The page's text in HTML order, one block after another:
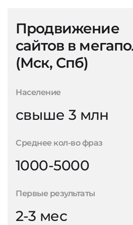
Продвижение
сайтов в
(Мск, Спб)
Население
свыше 3 млн
Среднее кол-во фраз
1000-5000
Первые результаты
2-3 мес